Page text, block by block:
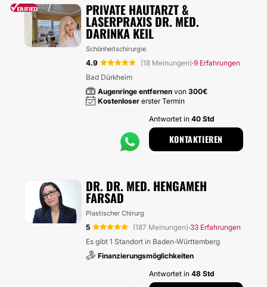
PRIVATE HAUTARZT &
LASERPRAXIS DR. MED.
DARINKA KEIL
Schönheitschirurgie
4.9 (18 Meinungen)·9 Erfahrungen
Bad Dürkheim
Augenringe entfernen von 300€
Kostenloser erster Termin
Antwortet in 40 Std
KONTAKTIEREN
DR. DR. MED. HENGAMEH
FARSAD
Plastischer Chirurg
5 (187 Meinungen)·33 Erfahrungen
Es gibt 1 Standort in Baden-Württemberg
Finanzierungsmöglichkeiten
Antwortet in 48 Std